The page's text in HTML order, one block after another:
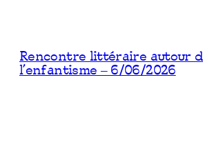
Rencontre littéraire autour
l’enfantisme – 6/06/2026